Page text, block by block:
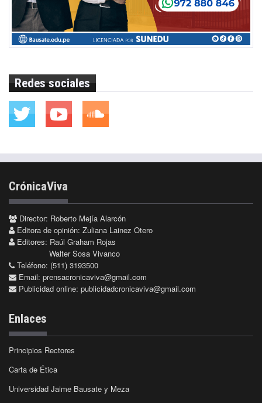
Redes sociales
CrónicaViva
Director: Roberto Mejía Alarcón
Editora de opinión: Zuliana Lainez Otero
Editores: Raúl Graham Rojas
Walter Sosa Vivanco
Teléfono: (511) 3193500
Email: prensacronicaviva@gmail.com
Publicidad online: publicidadcronicaviva@gmail.com
Enlaces
Principios Rectores
Carta de Ética
Universidad Jaime Bausate y Meza